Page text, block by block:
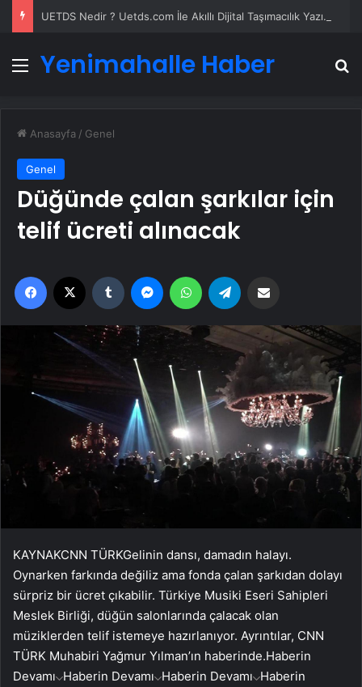
UETDS Nedir ? Uetds.com İle Akıllı Dijital Taşımacılık Yazılımı
Menü
Yenimahalle Haber
Anasayfa / Genel
Genel
Düğünde çalan şarkılar için
telif ücreti alınacak
Facebook Tumblr MessengerWhatsApp
KAYNAKCNN TÜRKGelinin dansı, damadın halayı.
Oynarken farkında değiliz ama fonda çalan şarkıdan dolayı
sürpriz bir ücret çıkabilir. Türkiye Musiki Eseri Sahipleri
Meslek Birliği, düğün salonlarında çalacak olan
müziklerden telif istemeye hazırlanıyor. Ayrıntılar, CNN
TÜRK Muhabiri Yağmur Yılman’ın haberinde.Haberin
Devamı Haberin Devamı Haberin Devamı Haberin